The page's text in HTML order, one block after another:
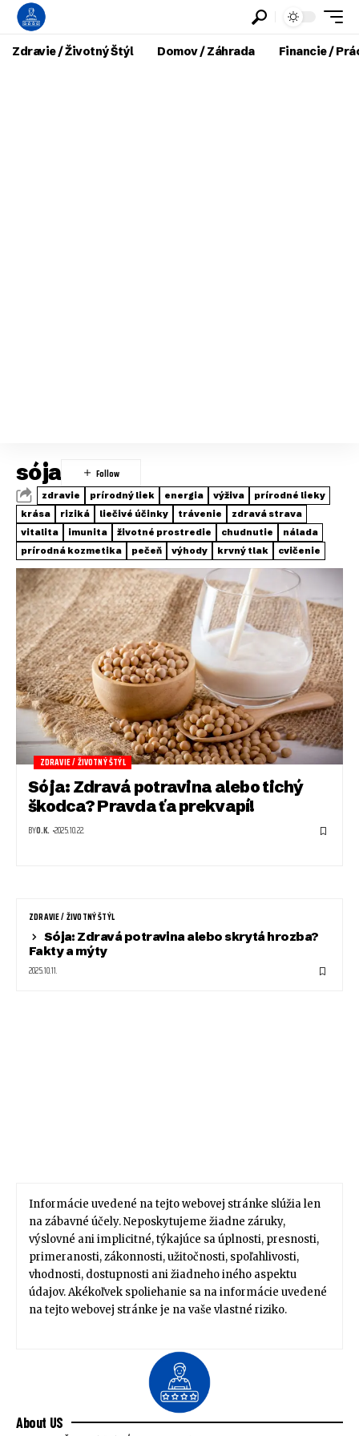
Zdravie / Životný Štýl Domov / Záhrada Financie /
sója
zdravie prírodný liek energia výživa
prírodné lieky
krása
riziká liečivé účinky trávenie
zdravá strava
vitalita
imunita životné prostredie chudnutie
nálada
prírodná kozmetika
pečeň výhody krvný tlak cvičenie
ZDRAVIE / ŽIVOTNÝ ŠTÝL
Sója: Zdravá potravina alebo tichý
škodca? Pravda ťa prekvapí!
BYO.K. 2025.10.22.
ZDRAVIE / ŽIVOTNÝ ŠTÝL
Sója: Zdravá potravina alebo skrytá hrozba?
Fakty a mýty
2025.10.11.
Informácie uvedené na tejto webovej stránke slúžia len
na zábavné účely. Neposkytujeme žiadne záruky,
výslovné ani implicitné, týkajúce sa úplnosti, presnosti,
primeranosti, zákonnosti, užitočnosti, spoľahlivosti,
vhodnosti, dostupnosti ani žiadneho iného aspektu
údajov. Akékoľvek spoliehanie sa na informácie uvedené
na tejto webovej stránke je na vaše vlastné riziko.
About US